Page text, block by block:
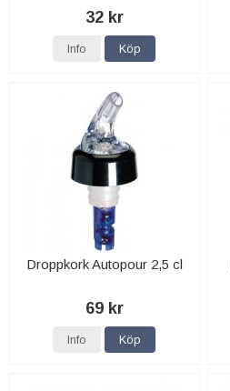
32 kr
Info Köp
Droppkork Autopour 2,5 cl
69 kr
Info Köp